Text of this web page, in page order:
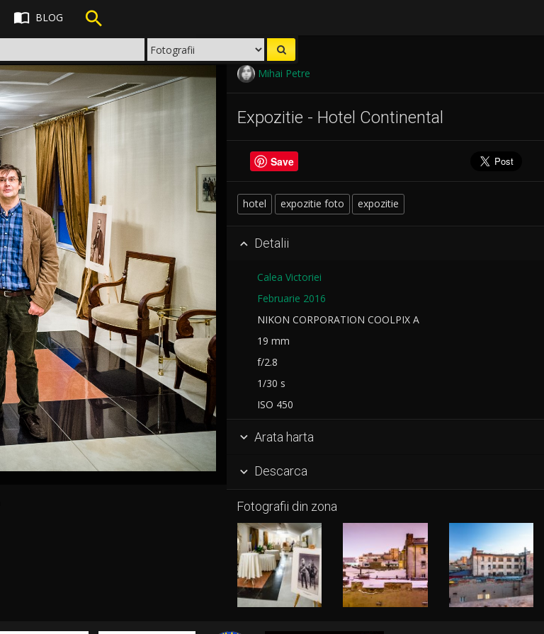
 BLOG 
Mihai Petre
Expozitie - Hotel Continental
Save
hotel expozitie foto expozitie
 Detalii
Calea Victoriei
Februarie 2016
NIKON CORPORATION COOLPIX A
19 mm
f/2.8
1/30 s
ISO 450
 Arata harta
 Descarca
Fotografii din zona